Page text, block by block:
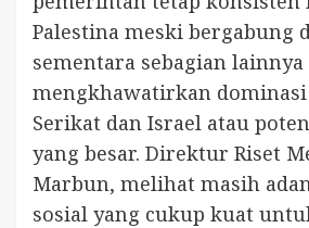
Palestina meski bergabung
sementara sebagian lainnya
mengkhawatirkan
Serikat dan Israel atau
yang besar. Direktur Riset
Marbun, melihat masih
sosial yang cukup kuat